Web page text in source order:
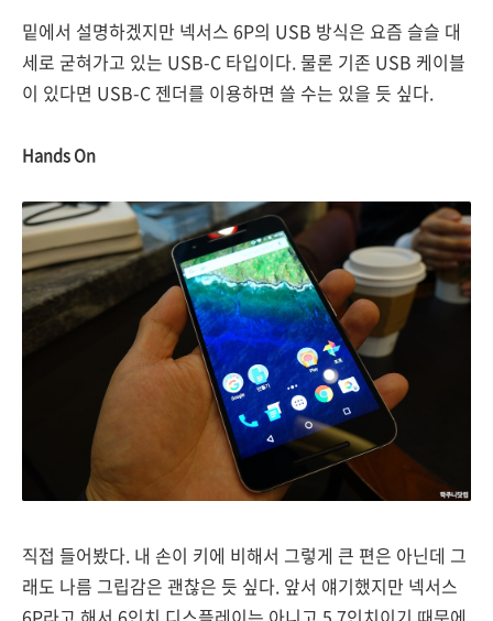
밑에서 설명하겠지만 넥서스 6P의 USB 방식은 요즘 슬슬 대
세로 굳혀가고 있는 USB-C 타입이다. 물론 기존 USB 케이블
이 있다면 USB-C 젠더를 이용하면 쓸 수는 있을 듯 싶다.
Hands On
직접 들어봤다. 내 손이 키에 비해서 그렇게 큰 편은 아닌데 그
래도 나름 그립감은 괜찮은 듯 싶다. 앞서 얘기했지만 넥서스